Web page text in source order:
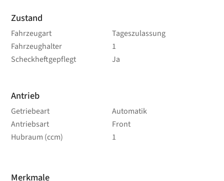
Zustand
Fahrzeugart
Tageszulassung
Fahrzeughalter
1
Scheckheftgepflegt
Ja
Antrieb
Getriebeart
Automatik
Antriebsart
Front
Hubraum (ccm)
1
Merkmale